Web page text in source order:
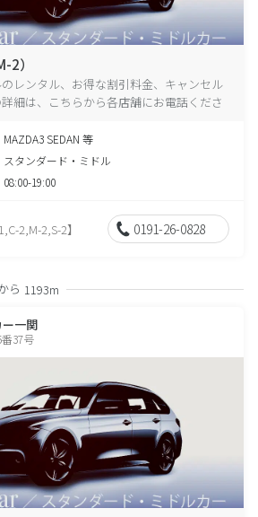
2）
レンタル、お得な割引料金、キャンセル
細は、こちらから各店舗にお電話くださ
MAZDA3 SEDAN 等
スタンダード・ミドル
08:00-19:00
2,M-2,S-2】 0191-26-0828
ら 1193m
ー一関
37号